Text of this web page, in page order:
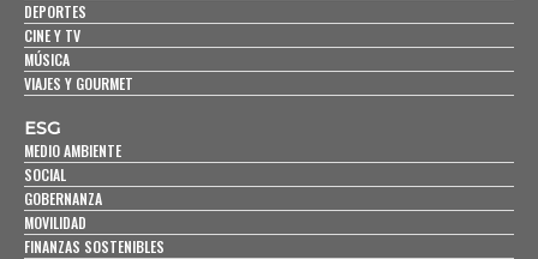
DEPORTES
CINE Y TV
MÚSICA
VIAJES Y GOURMET
ESG
MEDIO AMBIENTE
SOCIAL
GOBERNANZA
MOVILIDAD
FINANZAS SOSTENIBLES